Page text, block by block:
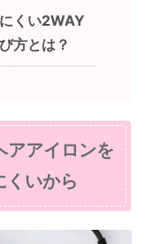
くい2WAY
方とは？
アアイロンを
くいから